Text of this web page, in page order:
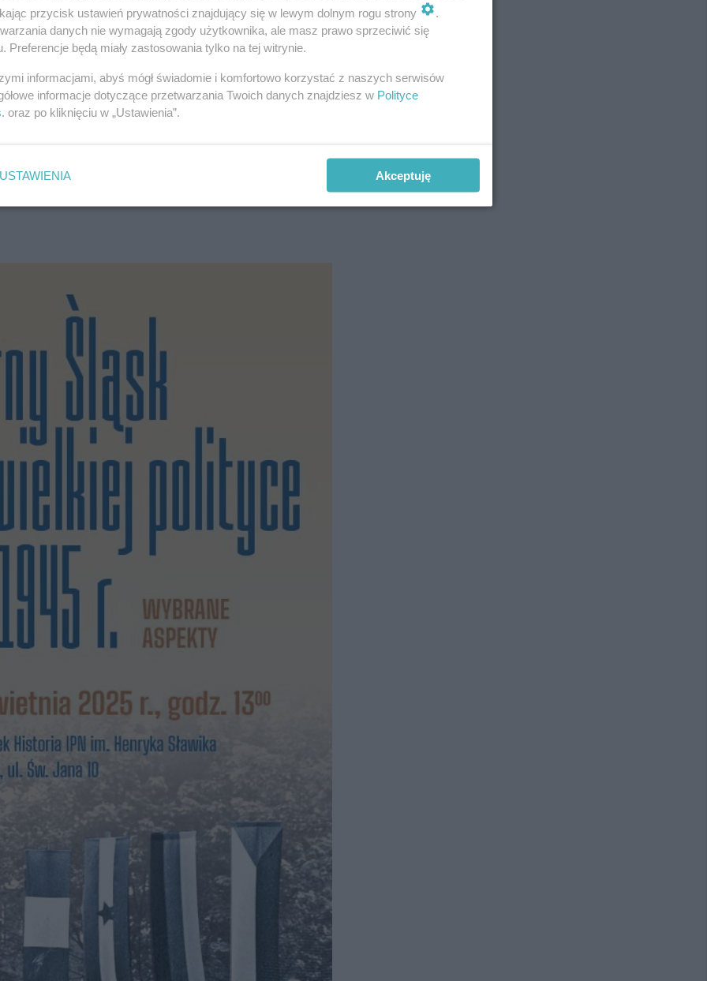
mieszkańców regionu na międzynarodowe kryzysy
Niemiec Zachodnich i ich wpływ na wyobrażenia o
A okazja, aby poznać perspektywy i analizę
Górnego Śląska w polityce światowej w ujęciu
warto będzie spojrzeć na globalną historię przez
przycisk ustawień prywatności znajdujący się w lewym dolnym rogu strony
.
danych nie wymagają zgody użytkownika, ale masz prawo sprzeciwić się
Preferencje będą miały zastosowania tylko na tej witrynie.
informacjami, abyś mógł świadomie i komfortowo korzystać z naszych serwisów
informacje dotyczące przetwarzania Twoich danych znajdziesz w Polityce
. oraz po kliknięciu w „Ustawienia”.
USTAWIENIA Akceptuję